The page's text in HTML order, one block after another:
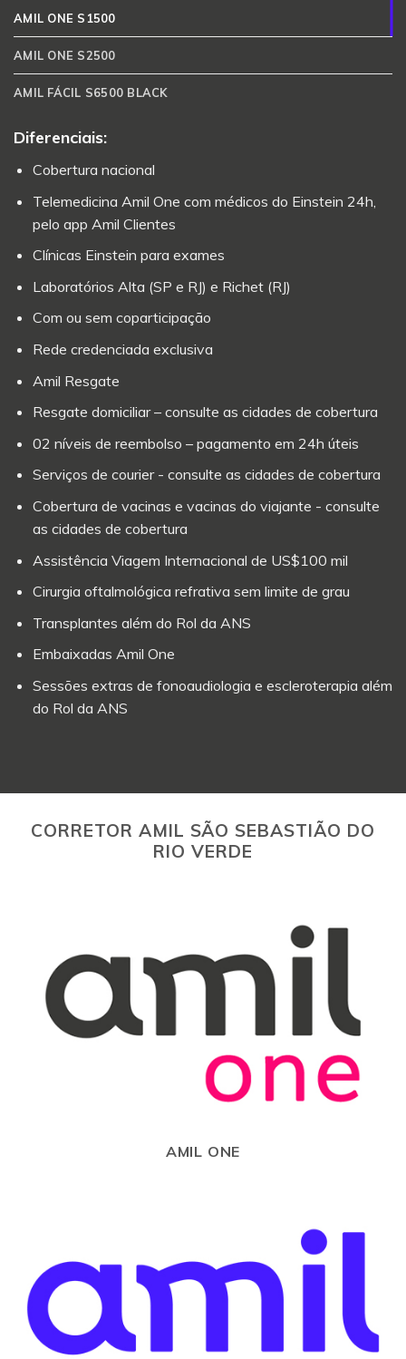
AMIL ONE S1500
AMIL ONE S2500
AMIL FÁCIL S6500 BLACK
Diferenciais:
Cobertura nacional
Telemedicina Amil One com médicos do Einstein 24h,
pelo app Amil Clientes
Clínicas Einstein para exames
Laboratórios Alta (SP e RJ) e Richet (RJ)
Com ou sem coparticipação
Rede credenciada exclusiva
Amil Resgate
Resgate domiciliar – consulte as cidades de cobertura
02 níveis de reembolso – pagamento em 24h úteis
Serviços de courier - consulte as cidades de cobertura
Cobertura de vacinas e vacinas do viajante - consulte
as cidades de cobertura
Assistência Viagem Internacional de US$100 mil
Cirurgia oftalmológica refrativa sem limite de grau
Transplantes além do Rol da ANS
Embaixadas Amil One
Sessões extras de fonoaudiologia e escleroterapia além
do Rol da ANS
CORRETOR AMIL SÃO SEBASTIÃO DO
RIO VERDE
AMIL ONE